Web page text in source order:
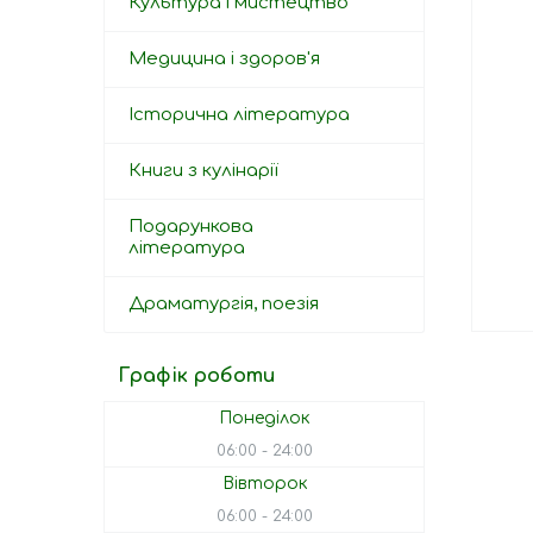
Медицина і здоров'я
Історична література
Книги з кулінарії
Подарункова
література
Драматургія, поезія
Графік роботи
Понеділок
06:00 24:00
Вівторок
06:00 24:00